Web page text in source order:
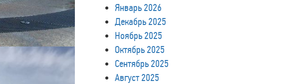
Январь 2026
Декабрь 2025
Ноябрь 2025
Октябрь 2025
Сентябрь 2025
Август 2025